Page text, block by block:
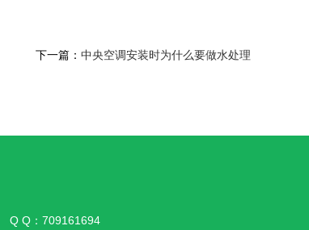
下一篇： 中央空调安装时为什么要做水处理
Q Q：709161694